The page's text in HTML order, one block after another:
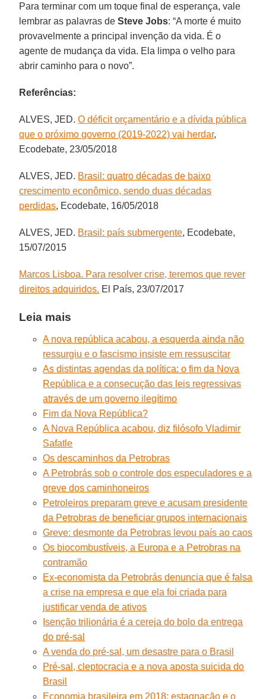
Para terminar com um toque final de esperança, vale
lembrar as palavras deSteve Jobs: “A morte é muito
provavelmente a principal invenção da vida. É o
agente de mudança da vida. Ela limpa o velho para
abrir caminho para o novo”.
Referências:
ALVES, JED.O déficit orçamentário e a dívida pública
que o próximo governo (2019-2022) vai herdar,
Ecodebate, 23/05/2018
ALVES, JED. Brasil: quatro décadas de baixo
crescimento econômico, sendo duas décadas
perdidas, Ecodebate, 16/05/2018
ALVES, JED. Brasil: país submergente, Ecodebate,
15/07/2015
Marcos Lisboa. Para resolver crise, teremos que rever
direitos adquiridos. El País, 23/07/2017
Leia mais
A nova república acabou, a esquerda ainda não
ressurgiu e o fascismo insiste em ressuscitar
As distintas agendas da política: o fim da Nova
República e a consecução das leis regressivas
através de um governo ilegítimo
Fim da Nova República?
A Nova República acabou, diz filósofo Vladimir
Safatle
Os descaminhos da Petrobras
A Petrobrás sob o controle dos especuladores e a
greve dos caminhoneiros
Petroleiros preparam greve e acusam presidente
da Petrobras de beneficiar grupos internacionais
Greve: desmonte da Petrobras levou país ao caos
Os biocombustíveis, a Europa e a Petrobras na
contramão
Ex-economista da Petrobrás denuncia que é falsa
a crise na empresa e que ela foi criada para
justificar venda de ativos
Isenção trilionária é a cereja do bolo da entrega
do pré-sal
A venda do pré-sal, um desastre para o Brasil
Pré-sal, cleptocracia e a nova aposta suicida do
Brasil
Economia brasileira em 2018: estagnação e o